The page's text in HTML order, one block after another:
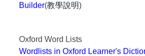
Builder(教學說明)
Oxford Word Lists
Wordlists in Oxford Learner's